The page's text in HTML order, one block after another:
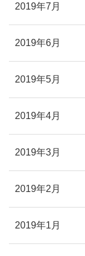
2019年7月
2019年6月
2019年5月
2019年4月
2019年3月
2019年2月
2019年1月